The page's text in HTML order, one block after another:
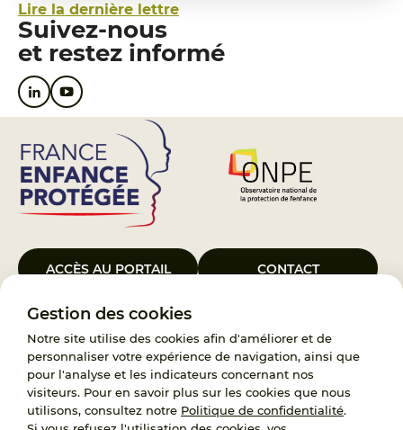
Gestion des cookies
Notre site utilise des cookies afin d'améliorer et de
personnaliser votre expérience de navigation, ainsi que
pour l'analyse et les indicateurs concernant nos
visiteurs. Pour en savoir plus sur les cookies que nous
utilisons, consultez notre Politique de confidentialité.
Lire la dernière lettre
Suivez-nous
et restez informé
ACCÈS AU PORTAIL CONTACT
Le Groupement d’Intérêt Public France Enfance Protégée, créé le 5
janvier 2023, a pour objet d’assurer les missions de service public du
119, d’accompagnement des adoptants et de traitement des
demandes d’accès aux origines personnelles. France Enfance
Protégée est également un observatoire et une ressource pour
l’ensemble des professionnels, ainsi qu’un appui à l’élaboration de la
politique publique à travers le soutien à l’activité des conseils